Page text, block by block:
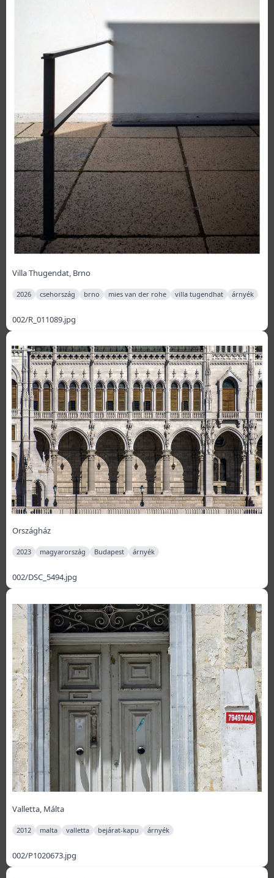
Villa Thugendat, Brno
2026 csehország brno mies van der rohe villa tugendhat árnyék
002/R_011089.jpg
Országház
2023 magyarország Budapest árnyék
002/DSC_5494.jpg
Valletta, Málta
2012 malta valletta bejárat-kapu árnyék
002/P1020673.jpg